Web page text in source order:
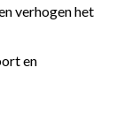
verhogen het
en